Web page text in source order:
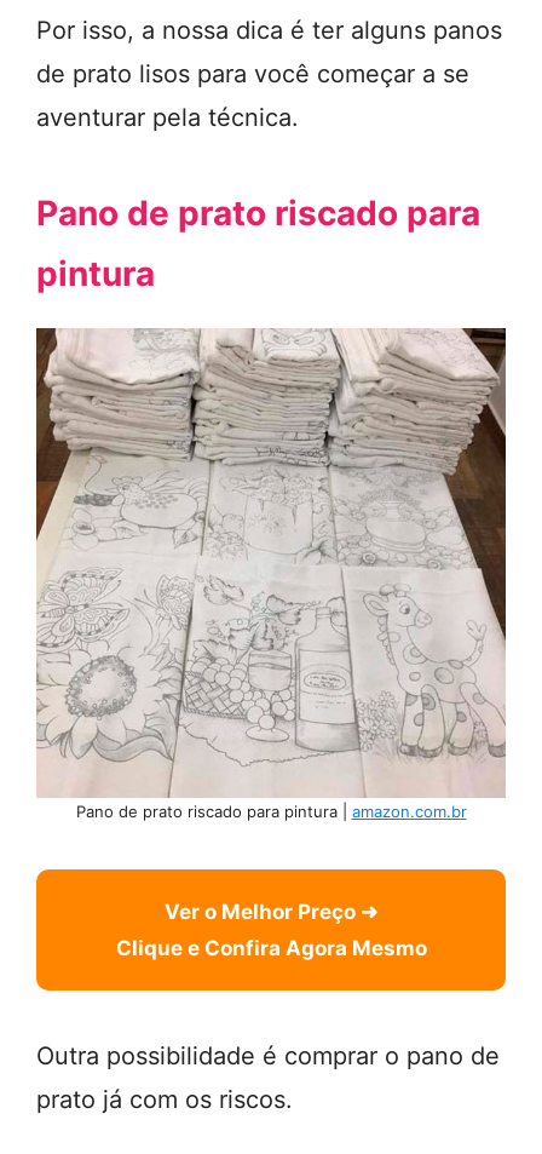
Por isso, a nossa dica é ter alguns panos
de prato lisos para você começar a se
aventurar pela técnica.
Pano de prato riscado para
pintura
Pano de prato riscado para pintura | amazon.com.br
Ver o Melhor Preço ➜
Clique e Confira Agora Mesmo
Outra possibilidade é comprar o pano de
prato já com os riscos.